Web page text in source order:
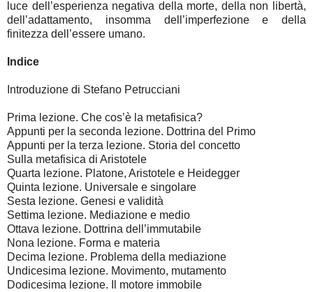
luce dell’esperienza negativa della morte, della non libertà,
dell’adattamento, insomma dell’imperfezione e della
finitezza dell’essere umano.
Indice
Introduzione di Stefano Petrucciani
Prima lezione. Che cos’è la metafisica?
Appunti per la seconda lezione. Dottrina del Primo
Appunti per la terza lezione. Storia del concetto
Sulla metafisica di Aristotele
Quarta lezione. Platone, Aristotele e Heidegger
Quinta lezione. Universale e singolare
Sesta lezione. Genesi e validità
Settima lezione. Mediazione e medio
Ottava lezione. Dottrina dell’immutabile
Nona lezione. Forma e materia
Decima lezione. Problema della mediazione
Undicesima lezione. Movimento, mutamento
Dodicesima lezione. Il motore immobile